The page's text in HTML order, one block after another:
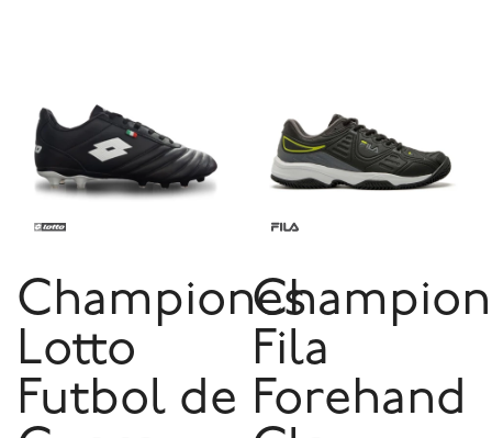
Championes
Lotto
Futbol de
Fila
Forehand